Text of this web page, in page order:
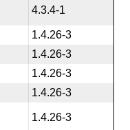
4.3.4-1
1.4.26-3
1.4.26-3
1.4.26-3
1.4.26-3
1.4.26-3